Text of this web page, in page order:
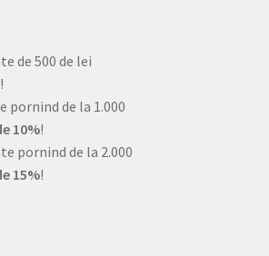
de 500 de lei
!
pornind de la 1.000
10%!
pornind de la 2.000
15%!